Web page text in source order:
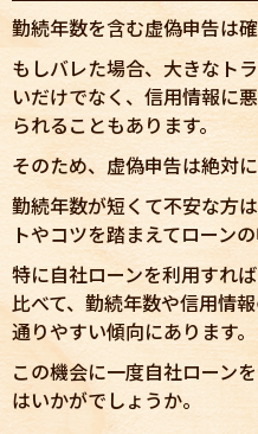
勤続年数を含む虚偽申告は
もしバレた場合、大きなト
いだけでなく、信用情報に
られることもあります。
そのため、虚偽申告は絶対に
勤続年数が短くて不安な方
トやコツを踏まえてローン
特に自社ローンを利用すれ
比べて、勤続年数や信用情
通りやすい傾向にあります。
この機会に一度自社ローン
はいかがでしょうか。